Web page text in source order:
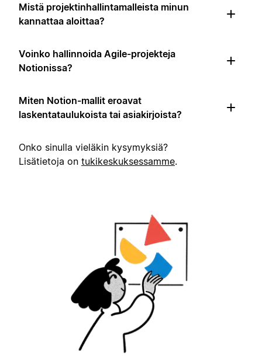
Mistä projektinhallintamalleista minun
kannattaa aloittaa?
Voinko hallinnoida Agile-projekteja
Notionissa?
Miten Notion-mallit eroavat
laskentataulukoista tai asiakirjoista?
Onko sinulla vieläkin kysymyksiä?
Lisätietoja on tukikeskuksessamme.